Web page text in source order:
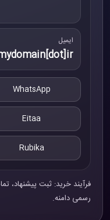
ایمیل
WhatsApp
Eitaa
Rubika
فرآیند خرید: ثبت پیشنهاد،
رسمی دامنه.